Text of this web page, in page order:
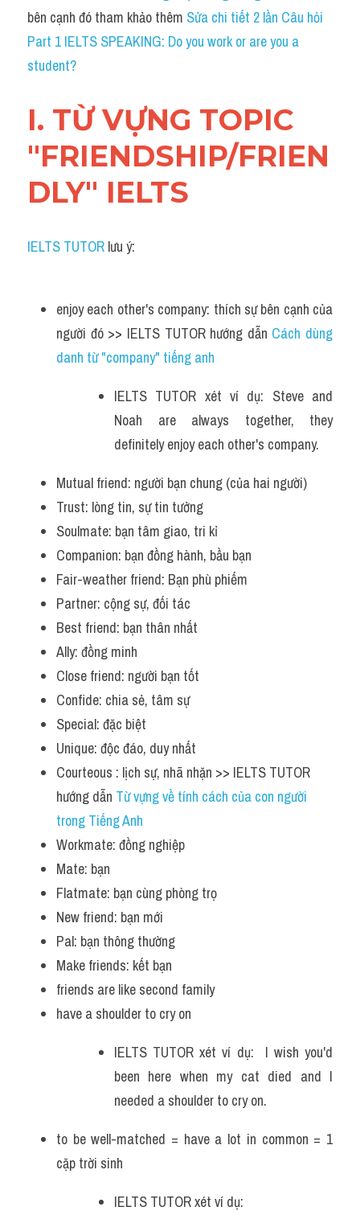
Grammar
Collocation
Part 2
Noun
Verb
Report đề thi thật IELTS GENERAL
Đề thi thật Task 1
Cách dùng từ
Từ vựng theo tiền tố
Task 1
Ngân hàng đề thi máy
Phân biệt từ
Report đề thi thật IELTS
Advice
IELTS Advice
Đề thi thật Task 2
Listening
Speaking
Writing
Reading
Homepage
bên cạnh đó tham khảo thêm Sửa chi tiết 2 lần Câu hỏi
Part 1 IELTS SPEAKING: ​Do you work or are you a
student?
I. TỪ VỰNG TOPIC
"FRIENDSHIP/FRIEN
DLY" IELTS
IELTS TUTOR lưu ý:
enjoy each other's company: thích sự bên cạnh của
người đó >> IELTS TUTOR hướng dẫn Cách dùng
danh từ "company" tiếng anh
IELTS TUTOR xét ví dụ: Steve and
Noah are always together, they
definitely enjoy each other's company.
Mutual friend: người bạn chung (của hai người)
Trust: lòng tin, sự tin tưởng
Soulmate: bạn tâm giao, tri kỉ
Companion: bạn đồng hành, bầu bạn
Fair-weather friend: Bạn phù phiếm
Partner: cộng sự, đối tác
Best friend: bạn thân nhất
Ally: đồng minh
Close friend: người bạn tốt
Confide: chia sẻ, tâm sự
Special: đặc biệt
Unique: độc đáo, duy nhất
Courteous : lịch sự, nhã nhặn >> IELTS TUTOR
hướng dẫn Từ vựng về tính cách của con người
trong Tiếng Anh
Workmate: đồng nghiệp
Mate: bạn
Flatmate: bạn cùng phòng trọ
New friend: bạn mới
Pal: bạn thông thường
Make friends: kết bạn
friends are like second family
have a shoulder to cry on
IELTS TUTOR xét ví dụ:  I wish you'd
been here when my cat died and I
needed a shoulder to cry on.
to be well-matched = have a lot in common = 1
cặp trời sinh
IELTS TUTOR xét ví dụ: